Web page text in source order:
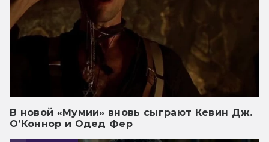
В новой «Мумии» вновь сыграют Кевин Дж.
О’Коннор и Одед Фер